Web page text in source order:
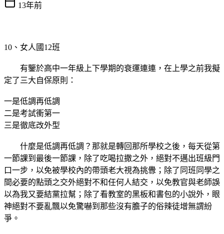
13年前
10、女人國12班
有鑒於高中一年級上下學期的衰運連連，在上學之前我擬
定了三大自保原則：
一是低調再低調
二是考試衝第一
三是徹底改外型
什麼是低調再低調？那就是轉回那所學校之後，每天從第
一節課到最後一節課，除了吃喝拉撒之外，絕對不邁出班級門
口一步，以免被學校內的帶頭老大視為挑釁；除了同班同學之
間必要的點頭之交外絕對不和任何人結交，以免教官與老師誤
以為我又要結黨拉幫；除了看教室的黑板和書包的小說外，眼
神絕對不要亂飄以免驚嚇到那些沒有膽子的俗辣徒增無謂紛
爭。